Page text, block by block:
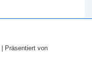
| Präsentiert von